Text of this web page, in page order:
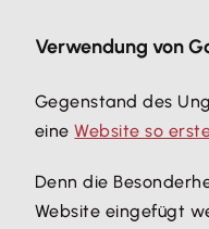
Verwendung von
Gegenstand des
eineWebsite so
Denn die
Website eingefügt